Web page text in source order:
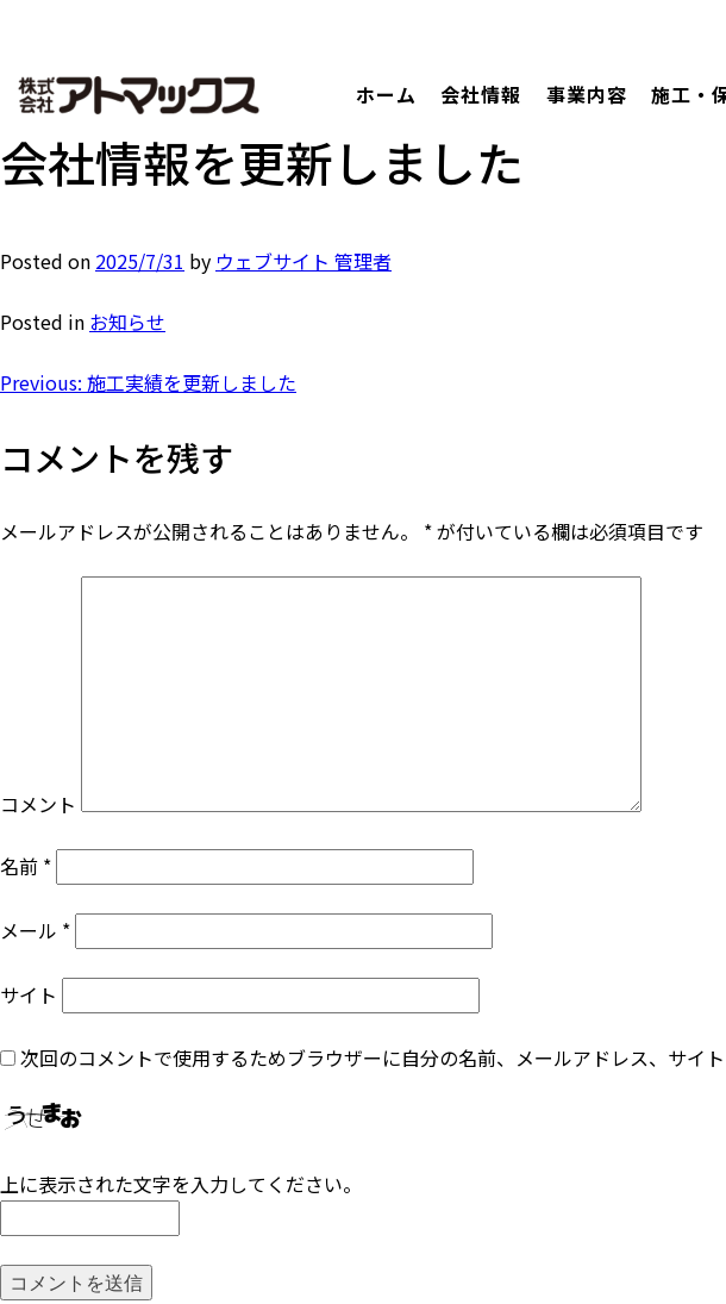
ン
テ
に
ャ
プ
る
ホーム 会社情報 事業内容 施工・
会社情報を更新しました
Posted on 2025/7/31 by ウェブサイト 管理者
Posted in お知らせ
投
稿
ョ
ン
Previous: 施工実績を更新しました
コメントを残す
メールアドレスが公開されることはありません。 *が付いている欄は必須項目です
コメント
名前 *
メール *
サイト
次回のコメントで使用するためブラウザーに自分の名前、メールアドレス、サイト
上に表示された文字を入力してください。